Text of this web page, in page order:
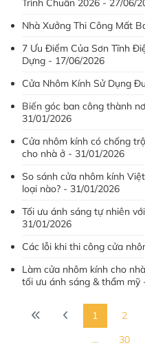
Trình Chuẩn 2026 - 27/06/
Nhà Xưởng Thi Công Mất
7 Ưu Điểm Của Sơn Tĩnh
Dựng - 17/06/2026
Cửa Nhôm Kính Sử Dụng
Biến góc ban công thành
31/01/2026
Cửa nhôm kính có chống
cho nhà ở - 31/01/2026
So sánh cửa nhôm kính
loại nào? - 31/01/2026
Tối ưu ánh sáng tự nhiên
31/01/2026
Các lỗi khi thi công cửa
Làm cửa nhôm kính cho
tối ưu ánh sáng & thẩm mỹ
1 2
...
30